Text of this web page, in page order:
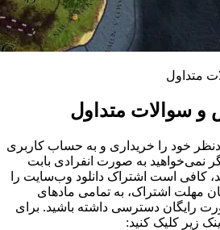
متداول
سوالات متداول
خود را خریداری و به حساب کاربری
نمی‌خواهید به صورت انفرادی بابت
کافی است اشتراک دانلود وب‌سایت را
مهلت اشتراک، به تمامی مادهای
رایگان دسترسی داشته باشید. برای
زیر کلیک کنید: